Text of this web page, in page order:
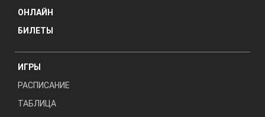
ОНЛАЙН
БИЛЕТЫ
ИГРЫ
РАСПИСАНИЕ
ТАБЛИЦА